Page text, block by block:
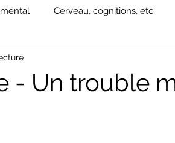
Cerveau, cognitions, etc.
- Un trouble